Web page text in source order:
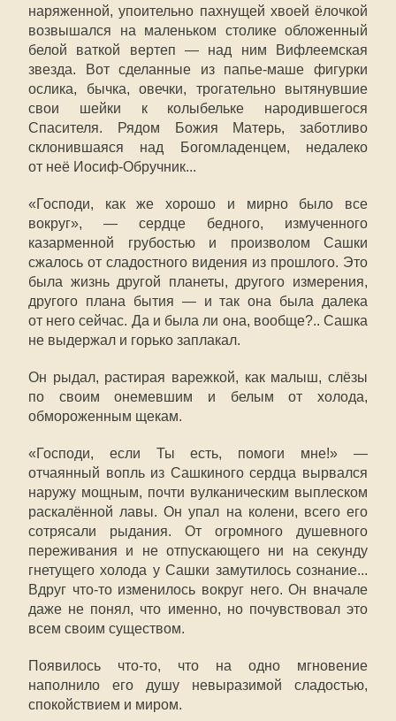
наряженной, упоительно пахнущей хвоей ёлочкой
возвышался на маленьком столике обложенный
белой ваткой вертеп — над ним Вифлеемская
звезда. Вот сделанные из папье-маше фигурки
ослика, бычка, овечки, трогательно вытянувшие
свои шейки к колыбельке народившегося
Спасителя. Рядом Божия Матерь, заботливо
склонившаяся над Богомладенцем, недалеко
от неё Иосиф-Обручник...
«Господи, как же хорошо и мирно было все
вокруг», — сердце бедного, измученного
казарменной грубостью и произволом Сашки
сжалось от сладостного видения из прошлого. Это
была жизнь другой планеты, другого измерения,
другого плана бытия — и так она была далека
от него сейчас. Да и была ли она, вообще?.. Сашка
не выдержал и горько заплакал.
Он рыдал, растирая варежкой, как малыш, слёзы
по своим онемевшим и белым от холода,
обмороженным щекам.
«Господи, если Ты есть, помоги мне!» —
отчаянный вопль из Сашкиного сердца вырвался
наружу мощным, почти вулканическим выплеском
раскалённой лавы. Он упал на колени, всего его
сотрясали рыдания. От огромного душевного
переживания и не отпускающего ни на секунду
гнетущего холода у Сашки замутилось сознание...
Вдруг что-то изменилось вокруг него. Он вначале
даже не понял, что именно, но почувствовал это
всем своим существом.
Появилось что-то, что на одно мгновение
наполнило его душу невыразимой сладостью,
спокойствием и миром.